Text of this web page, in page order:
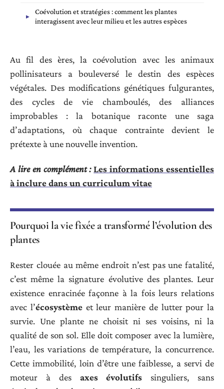
Coévolution et stratégies : comment les plantes
interagissent avec leur milieu et les autres espèces
Au fil des ères, la coévolution avec les animaux
pollinisateurs a bouleversé le destin des espèces
végétales. Des modifications génétiques fulgurantes,
des cycles de vie chamboulés, des alliances
improbables : la botanique raconte une saga
d’adaptations, où chaque contrainte devient le
prétexte à une nouvelle invention.
A lire en complément : Les informations essentielles
à inclure dans un curriculum vitae
Pourquoi la vie fixée a transformé l’évolution des
plantes
Rester clouée au même endroit n’est pas une fatalité,
c’est même la signature évolutive des plantes. Leur
existence enracinée façonne à la fois leurs relations
avec l’écosystèmeet leur manière de lutter pour la
survie. Une plante ne choisit ni ses voisins, ni la
qualité de son sol. Elle doit composer avec la lumière,
l’eau, les variations de température, la concurrence.
Cette immobilité, loin d’être une faiblesse, a servi de
moteur à des axes évolutifs singuliers, sans